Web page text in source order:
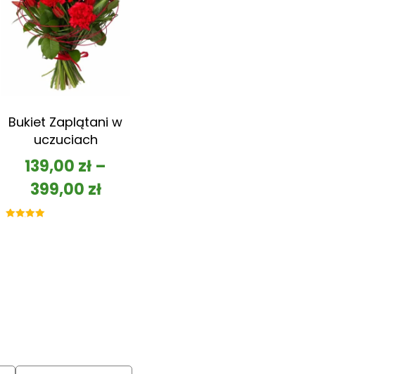
Bukiet Zaplątani w
uczuciach
139,00 zł –
399,00 zł